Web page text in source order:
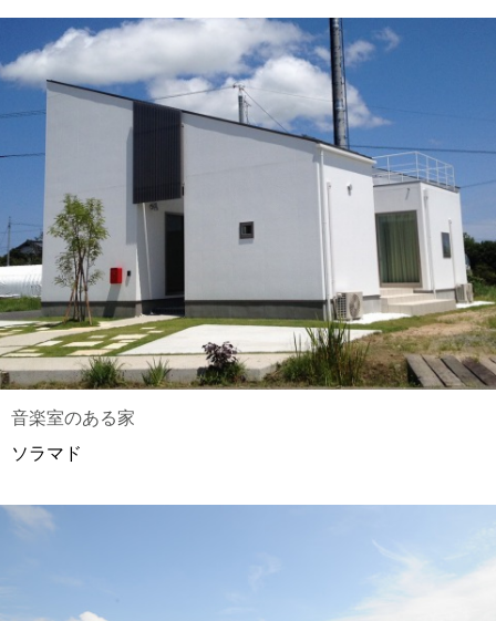
音楽室のある家
ソラマド